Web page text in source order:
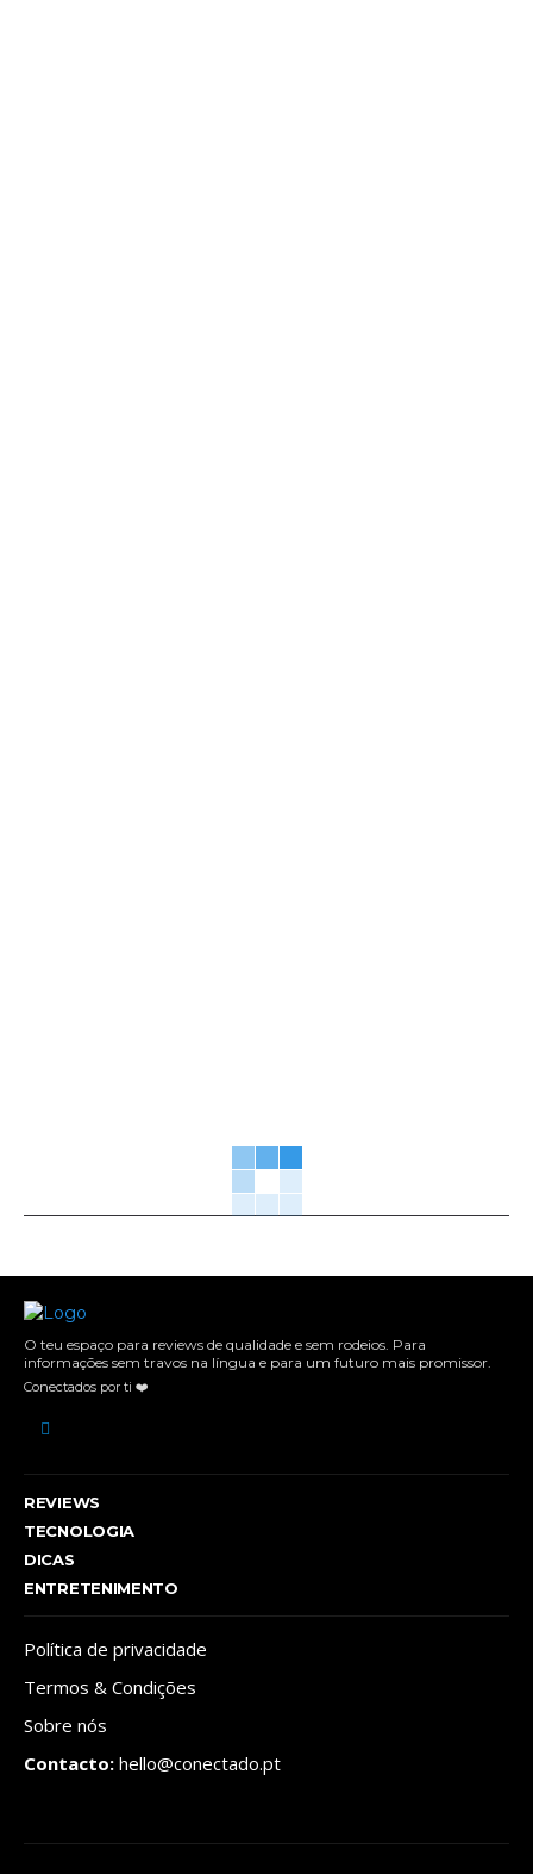
O teu espaço para reviews de qualidade e sem rodeios. Para
informações sem travos na língua e para um futuro mais promissor.
Conectados por ti ❤️
REVIEWS
TECNOLOGIA
DICAS
ENTRETENIMENTO
Política de privacidade
Termos & Condições
Sobre nós
Contacto: hello@conectado.pt